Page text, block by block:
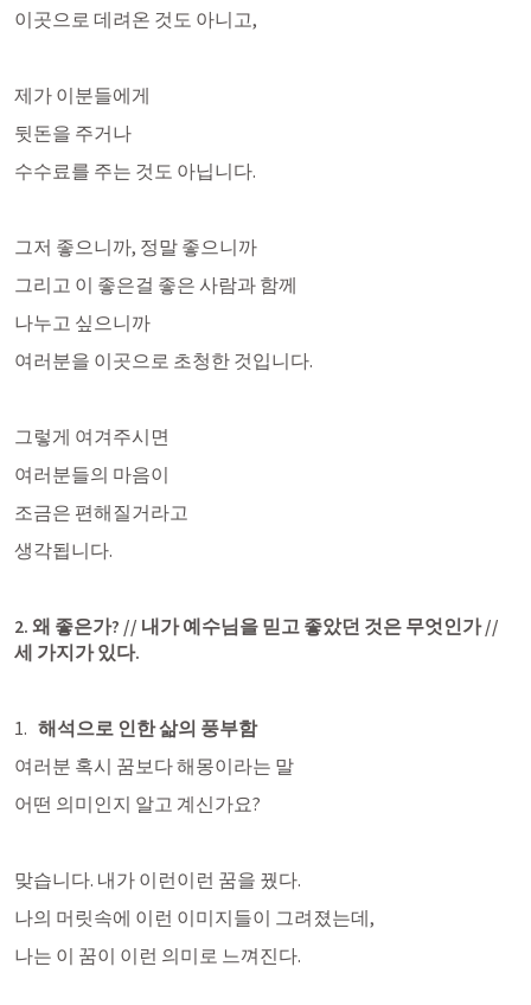
이곳으로 데려온 것도 아니고,
제가 이분들에게
뒷돈을 주거나
수수료를 주는 것도 아닙니다.
그저 좋으니까, 정말 좋으니까
그리고 이 좋은걸 좋은 사람과 함께
나누고 싶으니까
여러분을 이곳으로 초청한 것입니다.
그렇게 여겨주시면
여러분들의 마음이
조금은 편해질거라고
생각됩니다.
2. 왜 좋은가? // 내가 예수님을 믿고 좋았던 것은 무엇인가 //
세 가지가 있다.
해석으로 인한 삶의 풍부함
여러분 혹시 꿈보다 해몽이라는 말
어떤 의미인지 알고 계신가요?
맞습니다. 내가 이런이런 꿈을 꿨다.
나의 머릿속에 이런 이미지들이 그려졌는데,
나는 이 꿈이 이런 의미로 느껴진다.